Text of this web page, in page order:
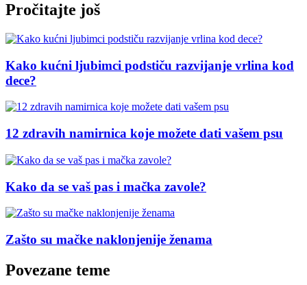
Pročitajte još
Kako kućni ljubimci podstiču razvijanje vrlina kod
dece?
12 zdravih namirnica koje možete dati vašem psu
Kako da se vaš pas i mačka zavole?
Zašto su mačke naklonjenije ženama
Povezane teme